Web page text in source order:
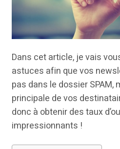
Dans cet article, je vais
astuces afin que vos
pas dans le dossier SPAM,
principale de vos
donc à obtenir des taux
impressionnants !